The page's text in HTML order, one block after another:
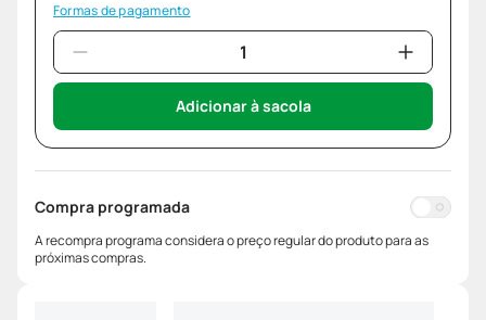
Formas de pagamento
Adicionar à sacola
Compra programada
A recompra programa considera o preço regular do produto para as
próximas compras.